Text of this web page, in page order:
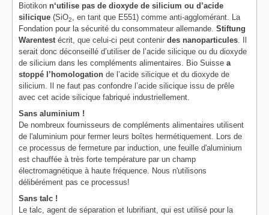
Biotikon n‘utilise pas de dioxyde de silicium ou d’acide
silicique (SiO2, en tant que E551) comme anti-agglomérant. La
Fondation pour la sécurité du consommateur allemande. Stiftung
Warentestécrit, que celui-ci peut contenir des nanoparticules. Il
serait donc déconseillé d’utiliser de l’acide silicique ou du dioxyde
de silicium dans les compléments alimentaires. Bio Suisse a
stoppé l’homologation de l’acide silicique et du dioxyde de
silicium. Il ne faut pas confondre l’acide silicique issu de prêle
avec cet acide silicique fabriqué industriellement.
Sans aluminium !
De nombreux fournisseurs de compléments alimentaires utilisent
de l'aluminium pour fermer leurs boîtes hermétiquement. Lors de
ce processus de fermeture par induction, une feuille d'aluminium
est chauffée à très forte température par un champ
électromagnétique à haute fréquence. Nous n'utilisons
délibérément pas ce processus!
Sans talc !
Le talc, agent de séparation et lubrifiant, qui est utilisé pour la